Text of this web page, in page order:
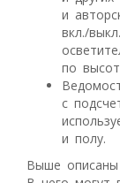
и
вкл./
по
с
и полу.
Выше описаны